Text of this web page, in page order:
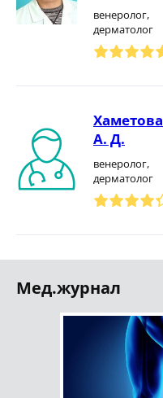
венеролог,
дерматолог
Хаметова
А. Д.
венеролог,
дерматолог
Мед.журнал